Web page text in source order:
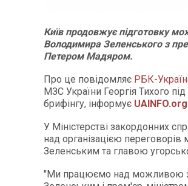
Київ продовжує підготовку
Володимира Зеленського з
Петером Мадяром.
Про це повідомляє РБК-
МЗС України Георгія Тихого під
брифінгу, інформує UAINFO.org
У Міністерстві закордонних
над організацією
Зеленським та главою
"Ми працюємо над можливою